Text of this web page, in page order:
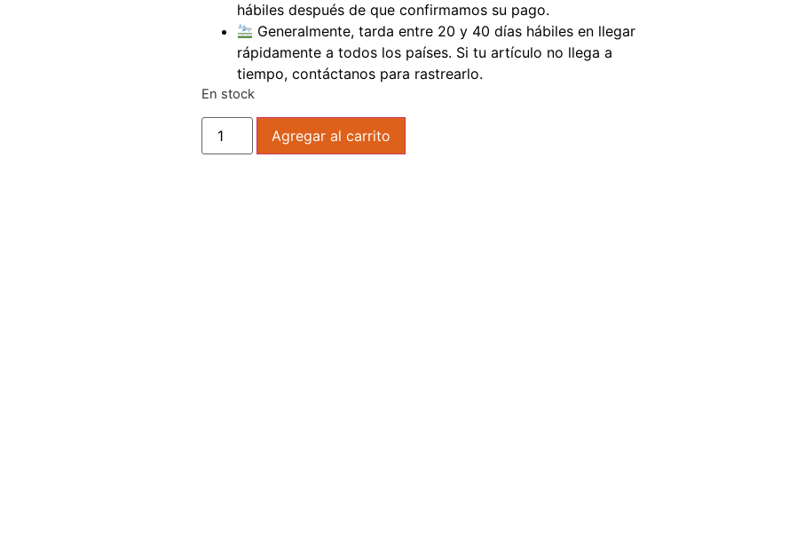
hábiles después de que confirmamos su pago.
Generalmente, tarda entre 20 y 40 días hábiles en llegar
rápidamente a todos los países. Si tu artículo no llega a
tiempo, contáctanos para rastrearlo.
En stock
Agregar al carrito